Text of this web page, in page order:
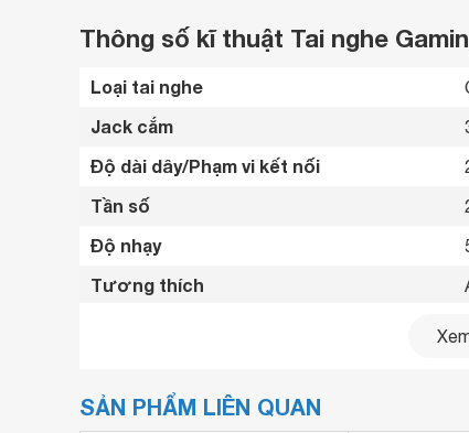
Thông số kĩ thuật Tai nghe
Loại tai nghe
Jack cắm
Độ dài dây/Phạm vi kết nối
Tần số
Độ nhạy
Tương thích
SẢN PHẨM LIÊN QUAN